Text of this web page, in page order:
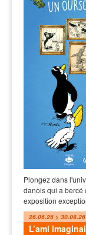
Plongez dans
danois qui a bercé
exposition
26.06.26 > 30.08.26
L’ami